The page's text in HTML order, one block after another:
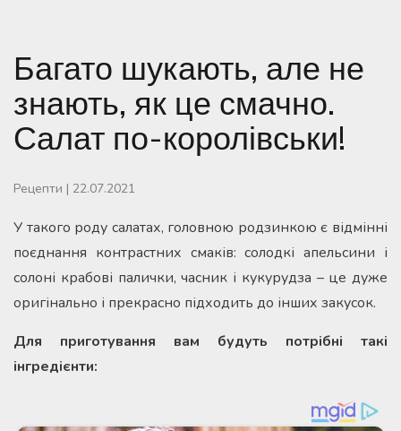
Багато шукають, але не
знають, як це смачно.
Салат по-королівськи!
Рецепти | 22.07.2021
У такого роду салатах, головною родзинкою є відмінні
поєднання контрастних смаків: солодкі апельсини і
солоні крабові палички, часник і кукурудза – це дуже
оригінально і прекрасно підходить до інших закусок.
Для приготування вам будуть потрібні такі
інгредієнти: